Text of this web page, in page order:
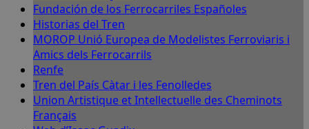
Fundación de los Ferrocarriles Españoles
Historias del Tren
MOROP Unió Europea de Modelistes Ferroviaris i
Amics dels Ferrocarrils
Renfe
Tren del País Càtar i les Fenolledes
Union Artistique et Intellectuelle des Cheminots
Français